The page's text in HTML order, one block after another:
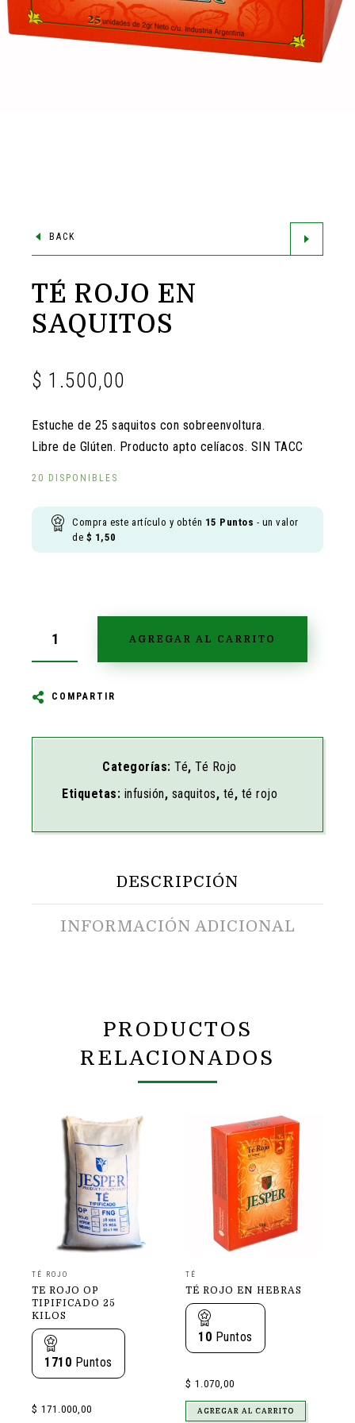
BACK
TÉ ROJO EN
SAQUITOS
$ 1.500,00
Estuche de 25 saquitos con sobreenvoltura.
Libre de Glúten. Producto apto celíacos. SIN TACC
20 DISPONIBLES
Compra este artículo y obtén 15 Puntos - un valor
de $ 1,50
AGREGAR AL CARRITO
COMPARTIR
Categorías:Té,Té Rojo
Etiquetas: infusión, saquitos, té, té rojo
DESCRIPCIÓN
INFORMACIÓN ADICIONAL
PRODUCTOS
RELACIONADOS
TÉ ROJO
TE ROJO OP
TIPIFICADO 25
KILOS
1710 Puntos
$ 171.000,00
TÉ
TÉ ROJO EN HEBRAS
10 Puntos
$ 1.070,00
AGREGAR AL CARRITO